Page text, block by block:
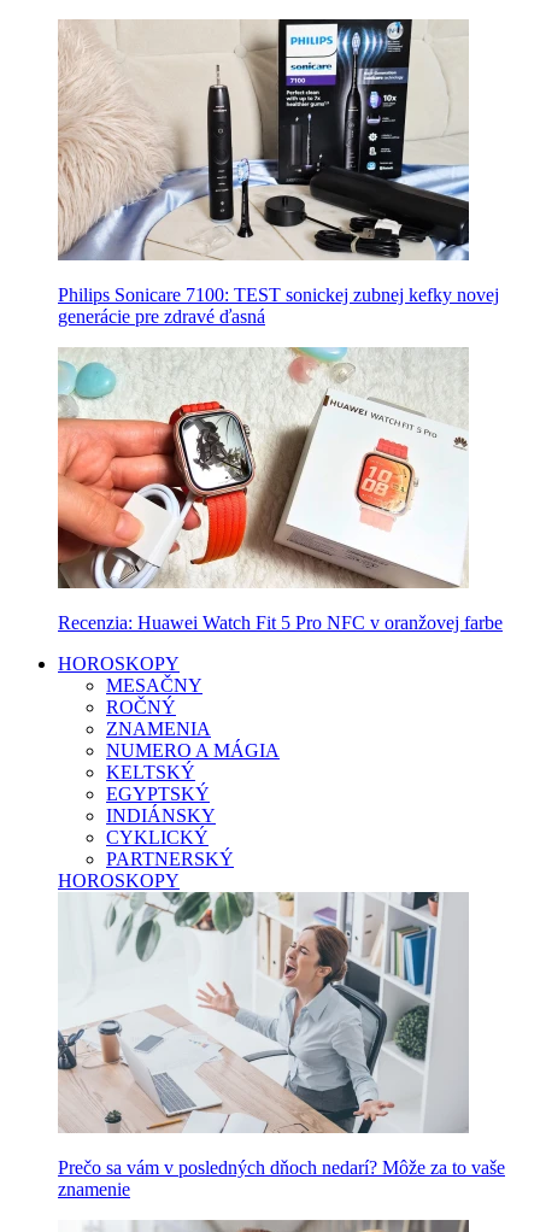
Philips Sonicare 7100: TEST sonickej zubnej kefky novej
generácie pre zdravé ďasná
Recenzia: Huawei Watch Fit 5 Pro NFC v oranžovej farbe
HOROSKOPY
MESAČNY
ROČNÝ
ZNAMENIA
NUMERO A MÁGIA
KELTSKÝ
EGYPTSKÝ
INDIÁNSKY
CYKLICKÝ
PARTNERSKÝ
HOROSKOPY
Prečo sa vám v posledných dňoch nedarí? Môže za to vaše
znamenie